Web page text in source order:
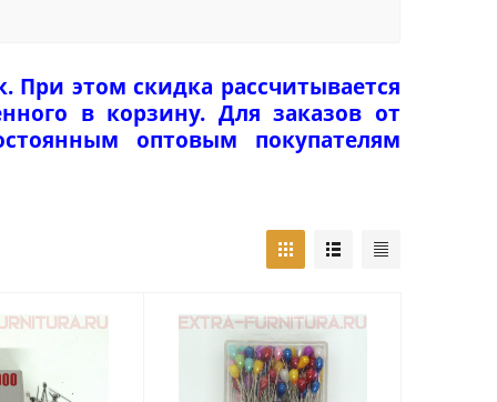
При этом скидка рассчитывается
в корзину. Для заказов от
оптовым покупателям